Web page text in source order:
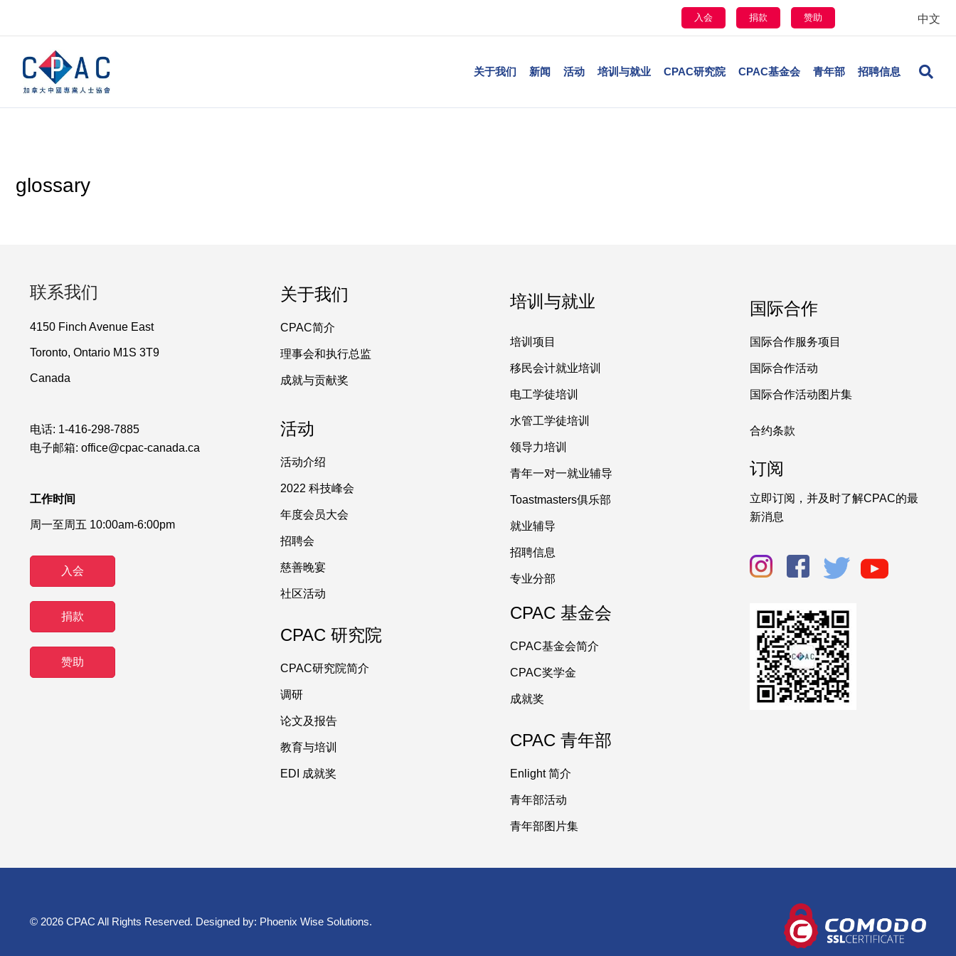
入会 捐款 赞助 中文
关于我们 新闻 活动 培训与就业 CPAC研究院 CPAC基金会 青年部 招聘信息
glossary
联系我们
4150 Finch Avenue East
Toronto, Ontario M1S 3T9
Canada
电话: 1-416-298-7885
电子邮箱: office@cpac-canada.ca
工作时间
周一至周五 10:00am-6:00pm
入会
捐款
赞助
关于我们
CPAC简介
理事会和执行总监
成就与贡献奖
活动
活动介绍
2022 科技峰会
年度会员大会
招聘会
慈善晚宴
社区活动
CPAC 研究院
CPAC研究院简介
调研
论文及报告
教育与培训
EDI 成就奖
培训与就业
培训项目
移民会计就业培训
电工学徒培训
水管工学徒培训
领导力培训
青年一对一就业辅导
Toastmasters俱乐部
就业辅导
招聘信息
专业分部
CPAC 基金会
CPAC基金会简介
CPAC奖学金
成就奖
CPAC 青年部
Enlight 简介
青年部活动
青年部图片集
国际合作
国际合作服务项目
国际合作活动
国际合作活动图片集
合约条款
订阅
立即订阅，并及时了解CPAC的最
新消息
© 2026 CPAC All Rights Reserved. Designed by: Phoenix Wise Solutions.